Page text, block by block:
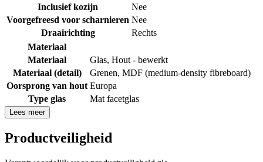
Inclusief kozijn
Nee
Voorgefreesd voor scharnieren Nee
Draairichting
Rechts
Materiaal
Materiaal
Glas, Hout - bewerkt
Materiaal (detail)
Grenen, MDF (medium-density fibreboard)
Oorsprong van hout Europa
Type glas
Mat facetglas
Lees meer
Productveiligheid